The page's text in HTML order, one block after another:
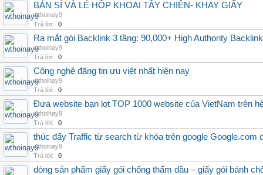
BÁN SỈ VÀ LẺ HỘP KHOAI TÂY CHIÊN- KHAY GIẤY
wthoinay9
Trả lời:
0
Ra mắt gói Backlink 3 tầng: 90,000+ High Authority
wthoinay9
Trả lời:
0
Công nghệ đăng tin ưu việt nhất hiện nay
wthoinay9
Trả lời:
0
Đưa website bạn lọt TOP 1000 website của VietNam trên
wthoinay9
Trả lời:
0
thúc đẩy Traffic từ search từ khóa trên google Google.com
wthoinay9
Trả lời:
0
dòng sản phẩm giấy gói chống thấm dầu – giấy gói bánh